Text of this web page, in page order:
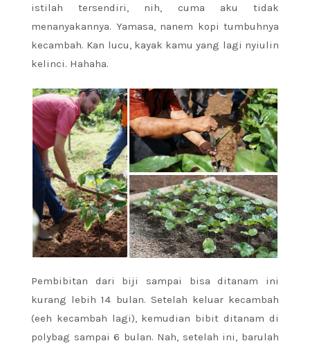
istilah tersendiri, nih, cuma aku tidak
menanyakannya. Yamasa, nanem kopi tumbuhnya
kecambah. Kan lucu, kayak kamu yang lagi nyiulin
kelinci. Hahaha.
Pembibitan dari biji sampai bisa ditanam ini
kurang lebih 14 bulan. Setelah keluar kecambah
(eeh kecambah lagi), kemudian bibit ditanam di
polybag sampai 6 bulan. Nah, setelah ini, barulah